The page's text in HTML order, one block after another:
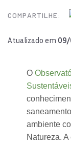
COMPARTILHE:
Atualizado em
O
ambiente
Natureza.